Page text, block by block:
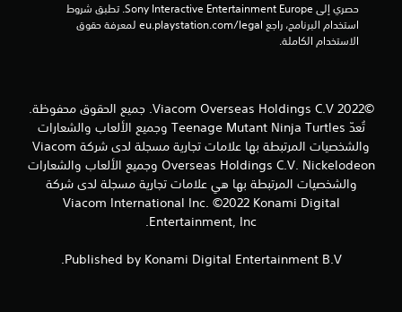
الاستخدام الكاملة.
©2022 Viacom Overseas Holdings C.V. جميع الحقوق محفوظة.
تُعدّ Teenage Mutant Ninja Turtles وجميع الألعاب والشعارات
والشخصيات المرتبطة بها علامات تجارية مسجلة لدى شركة Viacom
Overseas Holdings C.V. Nickelodeon وجميع الألعاب والشعارات
والشخصيات المرتبطة بها هي علامات تجارية مسجلة لدى شركة
Viacom International Inc. ©2022 Konami Digital
Entertainment, Inc.
Published by Konami Digital Entertainment B.V.